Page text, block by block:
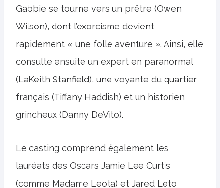
Gabbie se tourne vers un prêtre (Owen
Wilson), dont l’exorcisme devient
rapidement « une folle aventure ». Ainsi, elle
consulte ensuite un expert en paranormal
(LaKeith Stanfield), une voyante du quartier
français (Tiffany Haddish) et un historien
grincheux (Danny DeVito).
Le casting comprend également les
lauréats des Oscars Jamie Lee Curtis
(comme Madame Leota) et Jared Leto